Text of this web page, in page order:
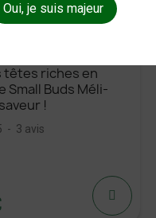
Oui, je suis majeur
têtes riches en
Small Buds Méli-
!
- 3 avis